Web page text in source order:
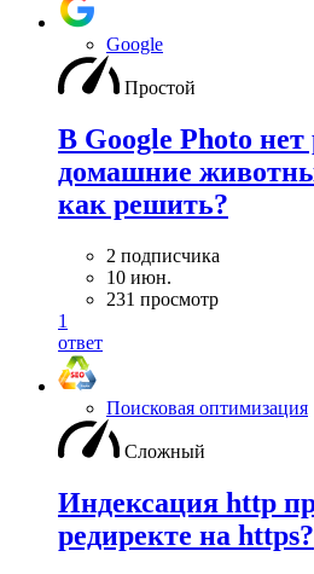
Google
Простой
В Google Photo
домашние
как решить?
2 подписчика
10 июн.
231 просмотр
1
ответ
Поисковая оптимизация
Сложный
Индексация http
редиректе на https?